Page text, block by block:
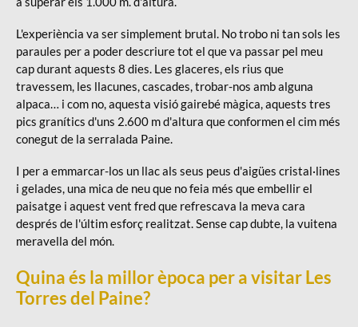
L'experiència va ser simplement brutal. No trobo ni tan sols les
paraules per a poder descriure tot el que va passar pel meu
cap durant aquests 8 dies. Les glaceres, els rius que
travessem, les llacunes, cascades, trobar-nos amb alguna
alpaca… i com no, aquesta visió gairebé màgica, aquests tres
pics granítics d'uns 2.600 m d'altura que conformen el cim més
conegut de la serralada Paine.
I per a emmarcar-los un llac als seus peus d'aigües cristal·lines
i gelades, una mica de neu que no feia més que embellir el
paisatge i aquest vent fred que refrescava la meva cara
després de l'últim esforç realitzat. Sense cap dubte, la vuitena
meravella del món.
Quina és la millor època per a visitar Les
Torres del Paine?